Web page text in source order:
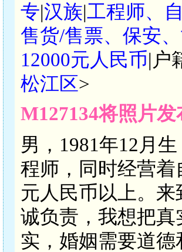
专|汉族|工程师、
售货/售票、保安
12000元人民币|户
松江区>
M127134将照片
男，1981年12月
程师，同时经营着
元人民币以上。
诚负责，我想把
实，婚姻需要道